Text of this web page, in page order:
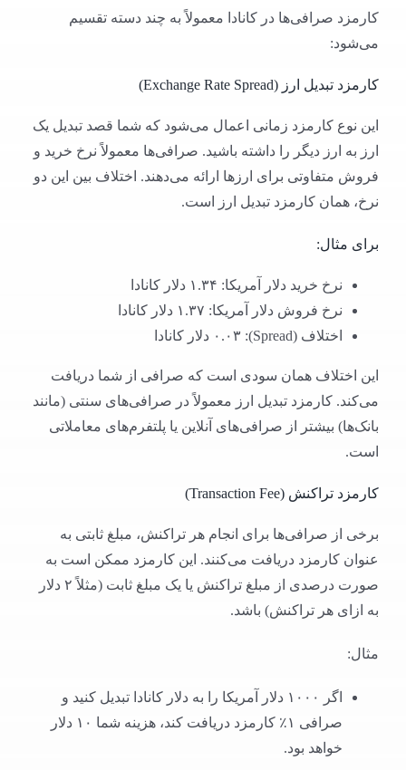
کارمزد صرافی‌ها در کانادا معمولاً به چند دسته تقسیم
می‌شود:
کارمزد تبدیل ارز (Exchange Rate Spread)
این نوع کارمزد زمانی اعمال می‌شود که شما قصد تبدیل یک
ارز به ارز دیگر را داشته باشید. صرافی‌ها معمولاً نرخ خرید و
فروش متفاوتی برای ارزها ارائه می‌دهند. اختلاف بین این دو
نرخ، همان کارمزد تبدیل ارز است.
برای مثال:
نرخ خرید دلار آمریکا: ۱.۳۴ دلار کانادا
نرخ فروش دلار آمریکا: ۱.۳۷ دلار کانادا
اختلاف (Spread): ۰.۰۳ دلار کانادا
این اختلاف همان سودی است که صرافی از شما دریافت
می‌کند. کارمزد تبدیل ارز معمولاً در صرافی‌های سنتی (مانند
بانک‌ها) بیشتر از صرافی‌های آنلاین یا پلتفرم‌های معاملاتی
است.
کارمزد تراکنش (Transaction Fee)
برخی از صرافی‌ها برای انجام هر تراکنش، مبلغ ثابتی به
عنوان کارمزد دریافت می‌کنند. این کارمزد ممکن است به
صورت درصدی از مبلغ تراکنش یا یک مبلغ ثابت (مثلاً ۲ دلار
به ازای هر تراکنش) باشد.
مثال:
اگر ۱۰۰۰ دلار آمریکا را به دلار کانادا تبدیل کنید و
صرافی ۱٪ کارمزد دریافت کند، هزینه شما ۱۰ دلار
خواهد بود.